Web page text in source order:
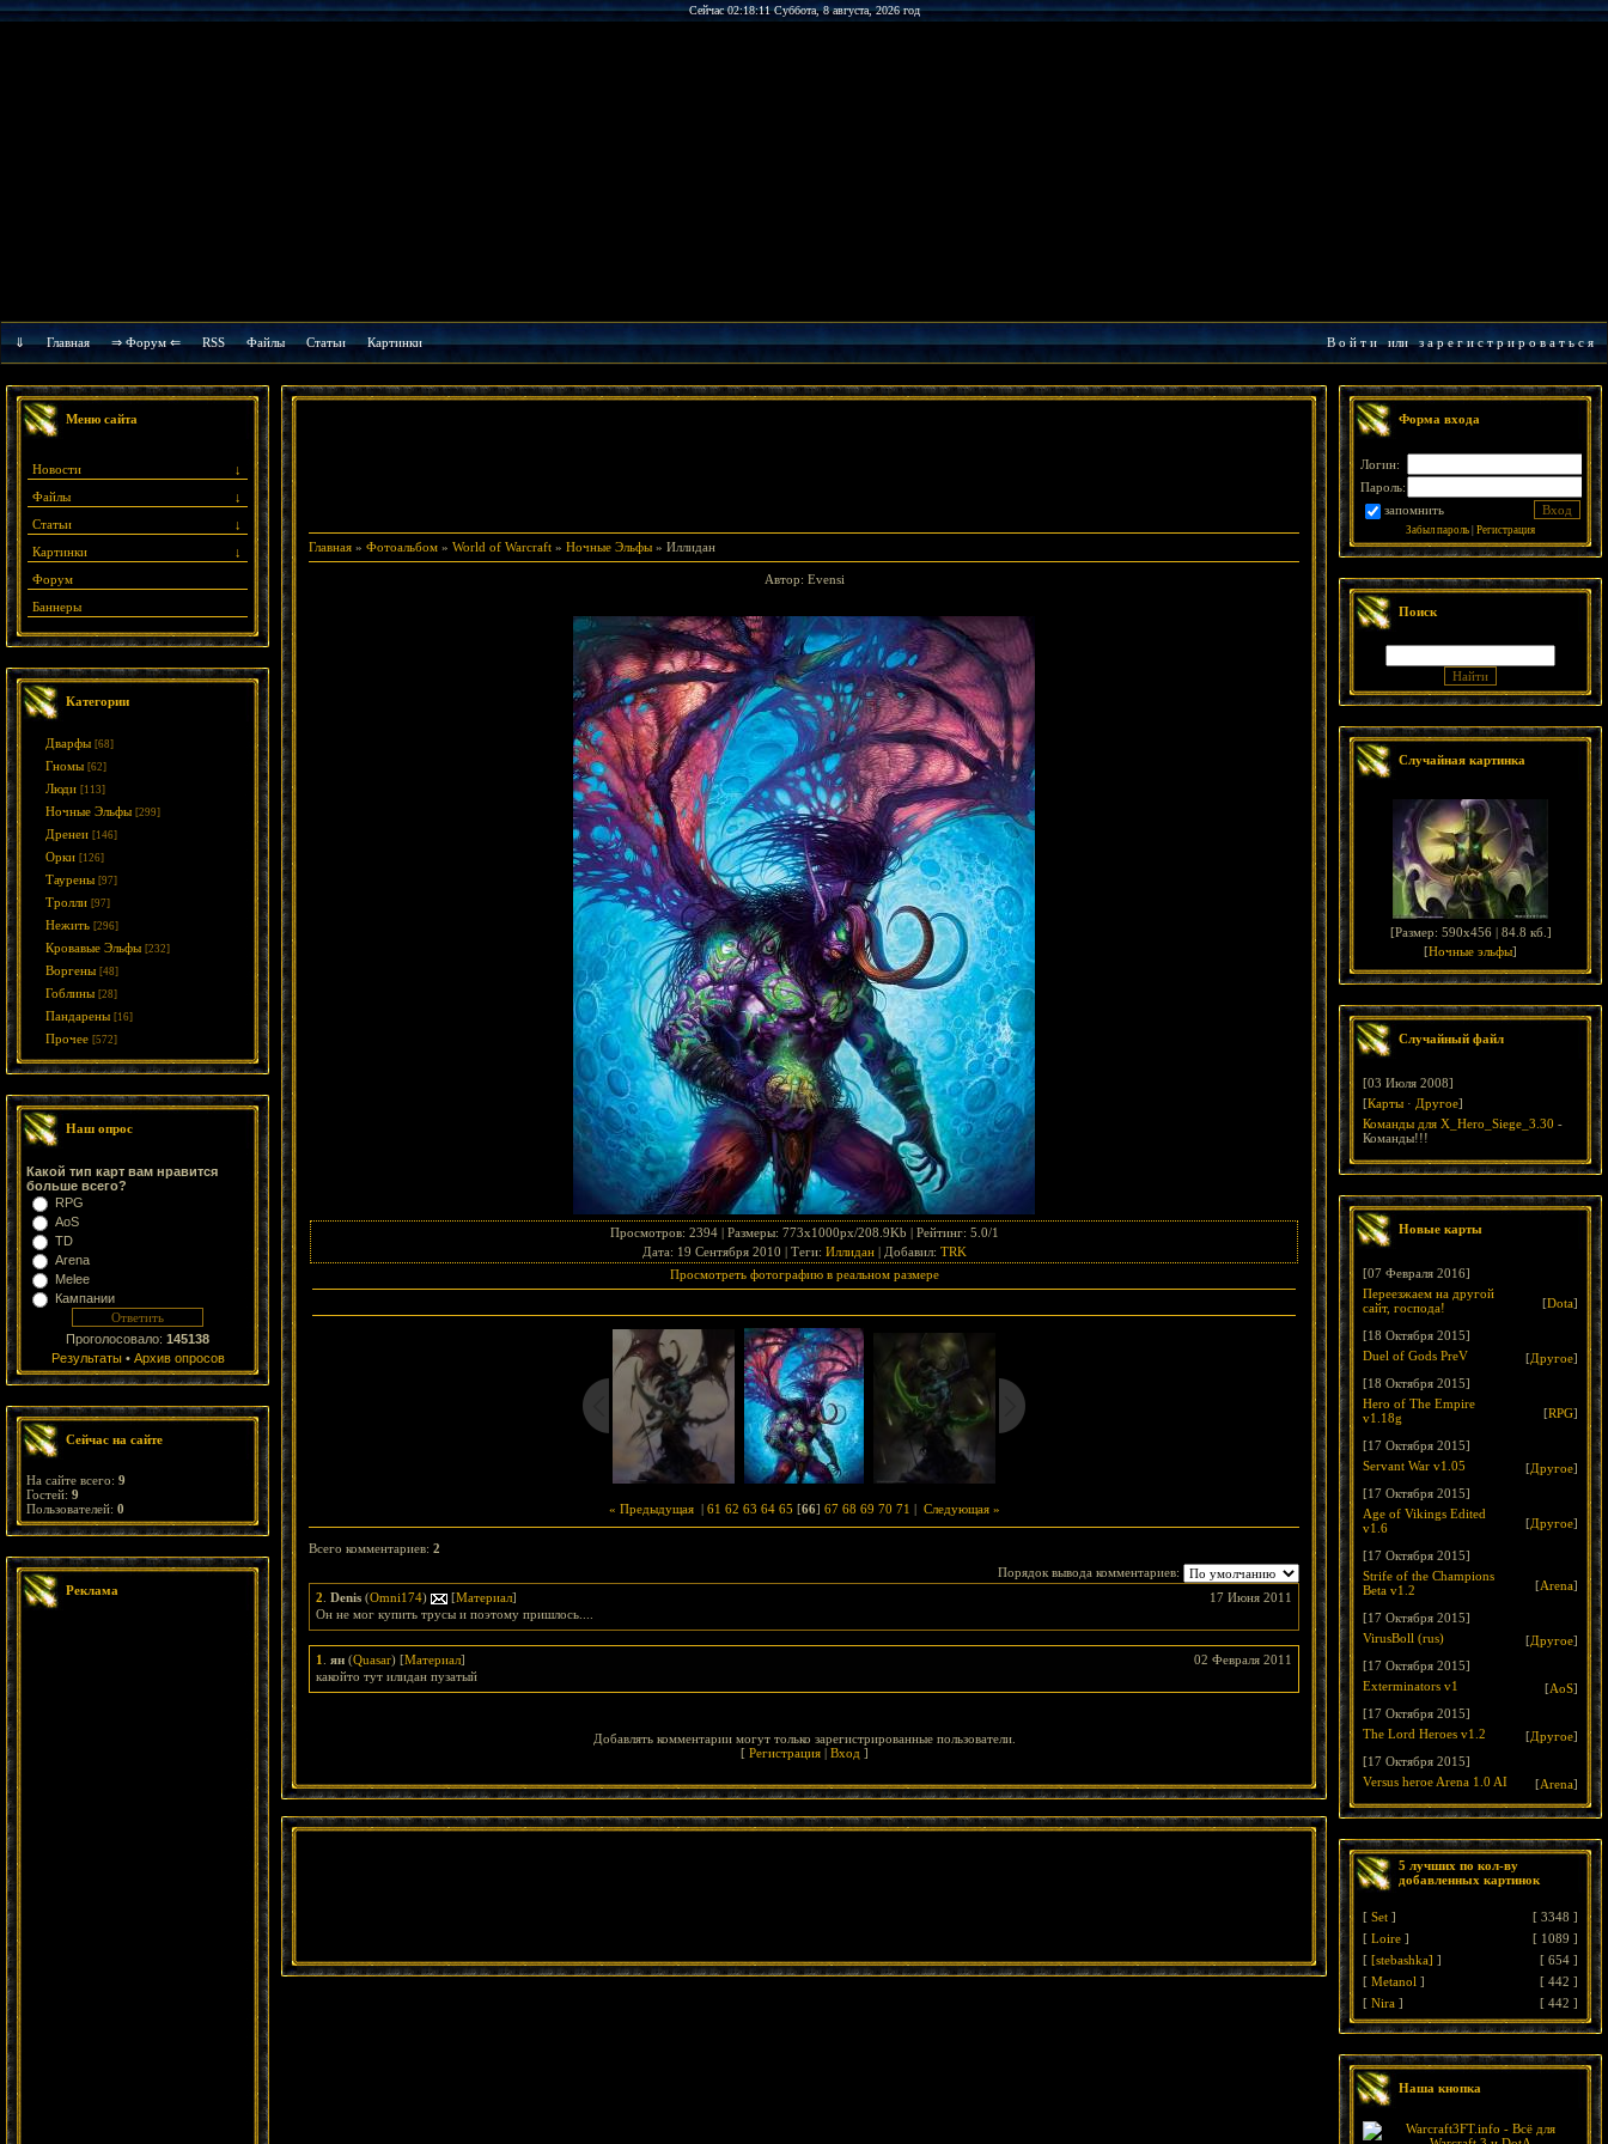
Сейчас 02:18:11 Суббота, 8 августа, 2026 год
⇓ Главная ⇒ Форум ⇐ RSS Файлы Cтатьи Картинки В о й т иилиз а р е г и с т р и р о в а т ь с я
Меню сайта
↓
Новости
↓
Файлы
↓
Статьи
↓
Картинки
Форум
Баннеры
Категории
Дварфы [68]
Гномы [62]
Люди [113]
Ночные Эльфы [299]
Дренеи [146]
Орки [126]
Таурены [97]
Тролли [97]
Нежить [296]
Кровавые Эльфы [232]
Воргены [48]
Гоблины [28]
Пандарены [16]
Прочее [572]
Наш опрос
Какой тип карт вам нравится
больше всего?
RPG
AoS
TD
Arena
Melee
Кампании
Проголосовало: 145138
Результаты• Архив опросов
Сейчас на сайте
На сайте всего: 9
Гостей: 9
Пользователей: 0
Реклама
Главная » Фотоальбом » World of Warcraft » Ночные Эльфы » Иллидан
Автор: Evensi
Просмотров: 2394 | Размеры: 773x1000px/208.9Kb | Рейтинг: 5.0/1
Дата: 19 Сентября 2010 | Теги: Иллидан| Добавил: TRK
Просмотреть фотографию в реальном размере
« Предыдущая| 61 62 63 64 65 [66] 67 68 69 70 71 | Следующая »
Всего комментариев: 2
Порядок вывода комментариев:
17 Июня 2011
2 Denis (Omni174) [Материал]
Он не мог купить трусы и поэтому пришлось....
02 Февраля 2011
1 ян (Quasar) [Материал]
какойто тут илидан пузатый
Добавлять комментарии могут только зарегистрированные пользователи.
[ Регистрация| Вход ]
Форма входа
Логин:
Пароль:
запомнить
Забыл пароль Регистрация
Поиск
Случайная картинка
[Размер: 590x456 | 84.8 кб. ]
[Ночные эльфы]
Случайный файл
[03 Июля 2008]
[Карты · Другое]
Команды для X_Hero_Siege_3.30 -
Команды!!!
Новые карты
[07 Февраля 2016]
Переезжаем на другой
сайт, господа!
[Dota]
[18 Октября 2015]
Duel of Gods PreV
[Другое]
[18 Октября 2015]
Hero of The Empire
v1.18g
[RPG]
[17 Октября 2015]
Servant War v1.05
[Другое]
[17 Октября 2015]
Age of Vikings Edited
v1.6
[Другое]
[17 Октября 2015]
Strife of the Champions
Beta v1.2
[Arena]
[17 Октября 2015]
VirusBoll (rus)
[Другое]
[17 Октября 2015]
Exterminators v1
[AoS]
[17 Октября 2015]
The Lord Heroes v1.2
[Другое]
[17 Октября 2015]
Versus heroe Arena 1.0 AI
[Arena]
5 лучших по кол-ву
добавленных картинок
[ Set ] [ 3348 ]
[ Loire ] [ 1089 ]
[ [stebashka] ] [ 654 ]
[ Metanol ] [ 442 ]
[ Nira ] [ 442 ]
Наша кнопка